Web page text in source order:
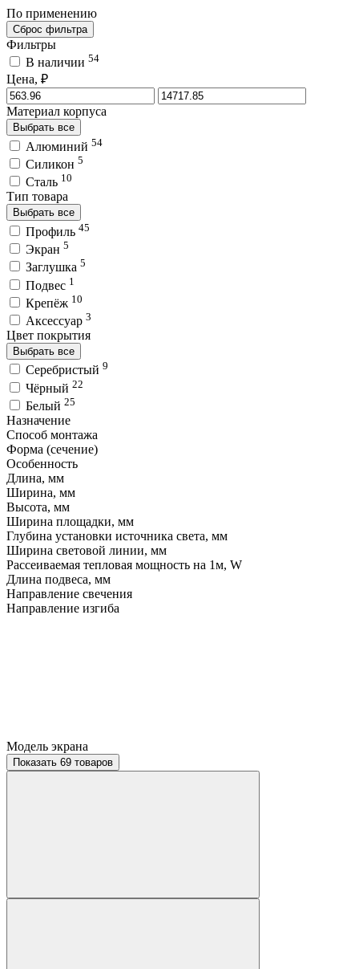
По применению
Сброс фильтра
Фильтры
В наличии 54
Цена, ₽
Материал корпуса
Выбрать все
Алюминий 54
Силикон 5
Сталь 10
Тип товара
Выбрать все
Профиль 45
Экран 5
Заглушка 5
Подвес 1
Крепёж 10
Аксессуар 3
Цвет покрытия
Выбрать все
Серебристый 9
Чёрный 22
Белый 25
Назначение
Способ монтажа
Форма (сечение)
Особенность
Длина, мм
Ширина, мм
Высота, мм
Ширина площадки, мм
Глубина установки источника света, мм
Ширина световой линии, мм
Рассеиваемая тепловая мощность на 1м, W
Длина подвеса, мм
Направление свечения
Направление изгиба
Модель экрана
Показать 69 товаров